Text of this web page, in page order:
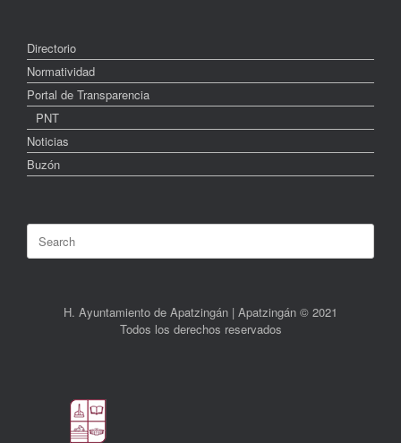
Directorio
Normatividad
Portal de Transparencia
PNT
Noticias
Buzón
Search
for:
H. Ayuntamiento de Apatzingán | Apatzingán © 2021
Todos los derechos reservados